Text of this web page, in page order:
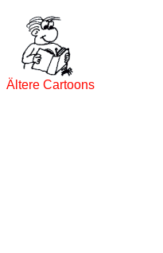
Ältere Cartoons